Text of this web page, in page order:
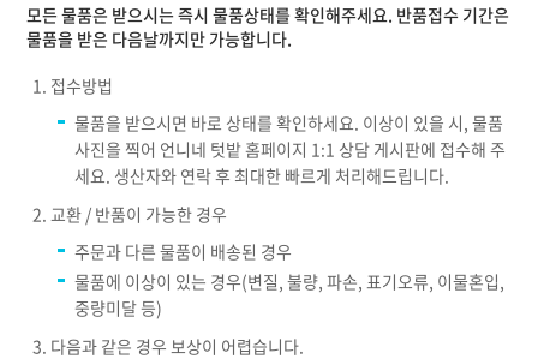
모든 물품은 받으시는 즉시 물품상태를 확인해주세요. 반품접수 기간은
물품을 받은 다음날까지만 가능합니다.
접수방법
물품을 받으시면 바로 상태를 확인하세요. 이상이 있을 시, 물품
사진을 찍어 언니네 텃밭 홈페이지 1:1 상담 게시판에 접수해 주
세요. 생산자와 연락 후 최대한 빠르게 처리해드립니다.
교환 / 반품이 가능한 경우
주문과 다른 물품이 배송된 경우
물품에 이상이 있는 경우(변질, 불량, 파손, 표기오류, 이물혼입,
중량미달 등)
다음과 같은 경우 보상이 어렵습니다.